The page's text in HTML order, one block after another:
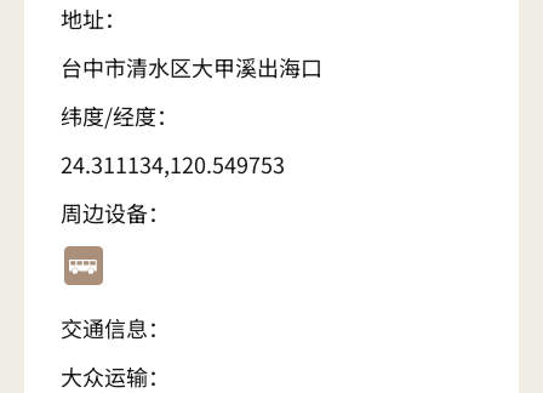
地址：
台中市清水区大甲溪出海口
纬度/经度：
24.311134,120.549753
周边设备：
交通信息：
大众运输：